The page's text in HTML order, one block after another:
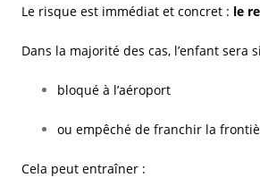
Le risque est immédiat et concret : le
Dans la majorité des cas, l’enfant sera
bloqué à l’aéroport
ou empêché de franchir la
Cela peut entraîner :